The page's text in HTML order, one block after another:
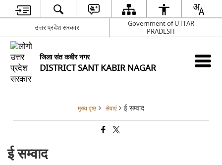
उत्तर प्रदेश सरकार
Government of UTTAR
PRADESH
जिला संत कबीर नगर
DISTRICT SANT KABIR NAGAR
मुख्य पृष्ठ सेवाएं ई सम्वाद
ई सम्वाद